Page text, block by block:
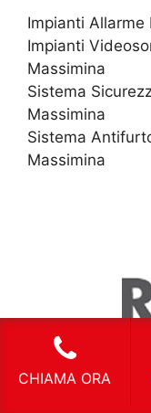
Impianti Allarme
Impianti
Massimina
Sistema
Massimina
Sistema
Massimina
CHIAMA ORA